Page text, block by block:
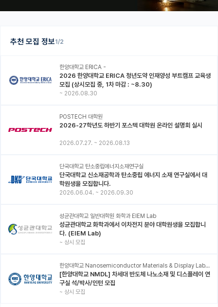
추천 모집 정보1/2
한양대학교 ERICA -
2026 한양대학교 ERICA 청년도약 인재양성 부트캠프 교육생
모집 (상시모집 중, 1차 마감 : ~8.30)
~ 2026.08.30
POSTECH 대학원
2026-27학년도 하반기 포스텍 대학원 온라인 설명회 실시
2026.07.27. ~ 2026.08.13
단국대학교 탄소중립에너지소재연구실
단국대학교 신소재공학과 탄소중립 에너지 소재 연구실에서 대
학원생을 모집합니다.
2026.06.04. ~ 2026.09.30
성균관대학교 일반대학원 화학과 EIEM Lab
성균관대학교 화학과에서 이차전지 분야 대학원생을 모집합니
다. (EIEM Lab)
~ 상시 모집
한양대학교 Nanosemiconductor Materials & Display Laboratory
[한양대학교 NMDL] 차세대 반도체 나노소재 및 디스플레이 연
구실 석/박사/인턴 모집
~ 상시 모집